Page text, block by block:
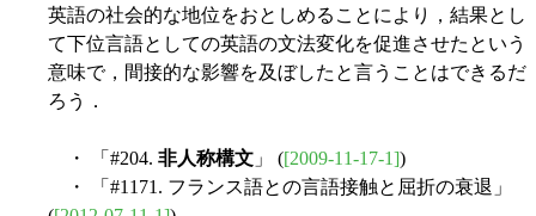
英語の社会的な地位をおとしめることにより，結果とし
て下位言語としての英語の文法変化を促進させたという
意味で，間接的な影響を及ぼしたと言うことはできるだ
ろう．
・ 「#204. 非人称構文 」 ([2009-11-17-1])
・ 「#1171. フランス語との言語接触と屈折の衰退」